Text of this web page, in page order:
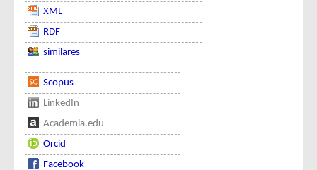
XML
RDF
similares
Scopus
LinkedIn
Academia.edu
Orcid
Facebook